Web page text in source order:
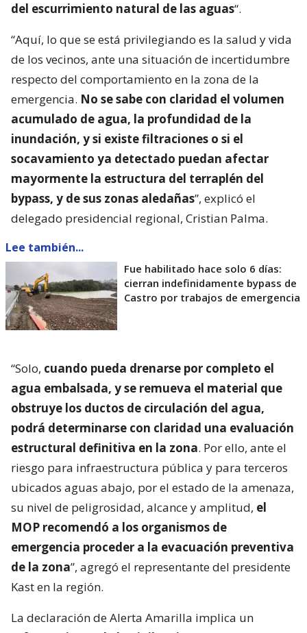
del escurrimiento natural de las aguas“.
“Aquí, lo que se está privilegiando es la salud y vida
de los vecinos, ante una situación de incertidumbre
respecto del comportamiento en la zona de la
emergencia. No se sabe con claridad el volumen
acumulado de agua, la profundidad de la
inundación, y si existe filtraciones o si el
socavamiento ya detectado puedan afectar
mayormente la estructura del terraplén del
bypass, y de sus zonas aledañas”, explicó el
delegado presidencial regional, Cristian Palma.
Lee también...
Fue habilitado hace solo 6 días:
cierran indefinidamente bypass de
Castro por trabajos de emergencia
“Solo, cuando pueda drenarse por completo el
agua embalsada, y se remueva el material que
obstruye los ductos de circulación del agua,
podrá determinarse con claridad una evaluación
estructural definitiva en la zona. Por ello, ante el
riesgo para infraestructura pública y para terceros
ubicados aguas abajo, por el estado de la amenaza,
su nivel de peligrosidad, alcance y amplitud, el
MOP recomendó a los organismos de
emergencia proceder a la evacuación preventiva
de la zona”, agregó el representante del presidente
Kast en la región.
La declaración de Alerta Amarilla implica un